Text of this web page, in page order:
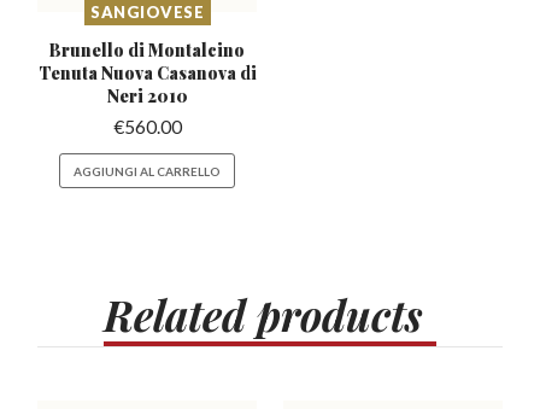
SANGIOVESE
Brunello di Montalcino
Tenuta Nuova Casanova di
Neri 2010
€560.00
AGGIUNGI AL CARRELLO
Relatedproducts